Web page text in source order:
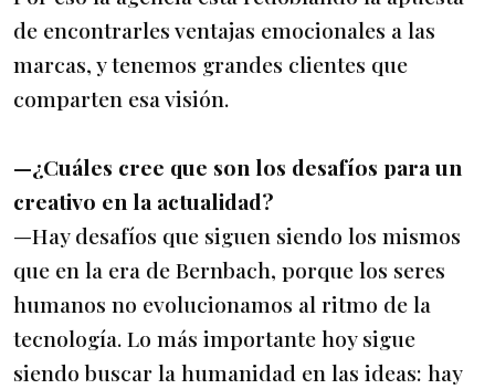
de encontrarles ventajas emocionales a las
marcas, y tenemos grandes clientes que
comparten esa visión.
—¿Cuáles cree que son los desafíos para un
creativo en la actualidad?
—Hay desafíos que siguen siendo los mismos
que en la era de Bernbach, porque los seres
humanos no evolucionamos al ritmo de la
tecnología. Lo más importante hoy sigue
siendo buscar la humanidad en las ideas: hay